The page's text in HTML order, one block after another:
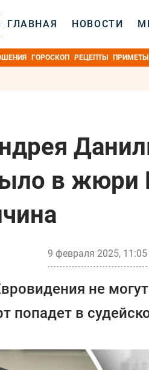
ГЛАВНАЯ НОВОСТИ
ГОРОСКОП РЕЦЕПТЫ ПРИМЕТЫ
в жюри
9 февраля 2025, 11:05
не
попадет в